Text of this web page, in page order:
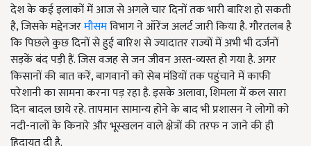
देश के कई इलाकों में आज से अगले चार दिनों तक भारी बारिश हो सकती
है,जिसके मद्देनजरमौसमविभाग नेऑरेंज अलर्ट जारी किया है. गौरतलब है
कि पिछले कुछ दिनों से हुई बारिश से ज्यादातर राज्यों में अभी भी दर्जनों
सड़कें बंद पड़ी हैं. जिस वजह से जन जीवन अस्त-व्यस्त हो गया है. अगर
किसानों की बात करें, बागवानों को सेब मंडियों तक पहुंचाने में काफी
परेशानी का सामना करना पड़ रहा है. इसके अलावा, शिमला में कल सारा
दिन बादल छाये रहे. तापमान सामान्य होने के बाद भी प्रशासन ने लोगों को
नदी-नालों के किनारे और भूस्खलन वाले क्षेत्रों की तरफ न जाने की ही